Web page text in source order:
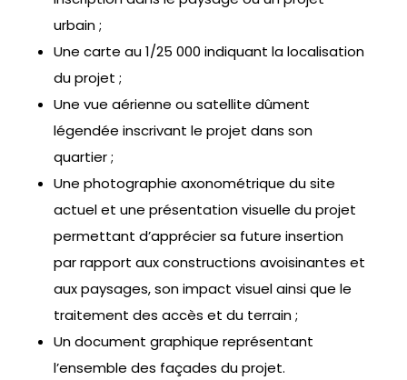
urbain ;
Une carte au 1/25 000 indiquant la localisation
du projet ;
Une vue aérienne ou satellite dûment
légendée inscrivant le projet dans son
quartier ;
Une photographie axonométrique du site
actuel et une présentation visuelle du projet
permettant d’apprécier sa future insertion
par rapport aux constructions avoisinantes et
aux paysages, son impact visuel ainsi que le
traitement des accès et du terrain ;
Un document graphique représentant
l’ensemble des façades du projet.